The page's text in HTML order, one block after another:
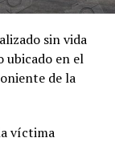
sin vida
ubicado en el
de la
víctima